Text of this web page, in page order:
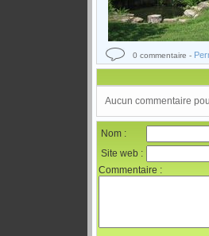
0 commentaire -
Aucun commentaire
Nom :
Site web :
Commentaire :